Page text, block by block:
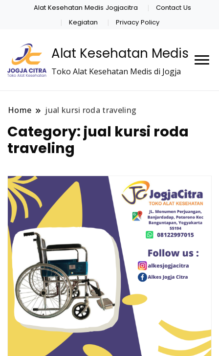
Alat Kesehatan Medis Jogjacitra
Contact Us
Kegiatan
Privacy Policy
Alat Kesehatan Medis
Toko Alat Kesehatan Medis di Jogja
Home jual kursi roda traveling
Category: jual kursi roda
traveling